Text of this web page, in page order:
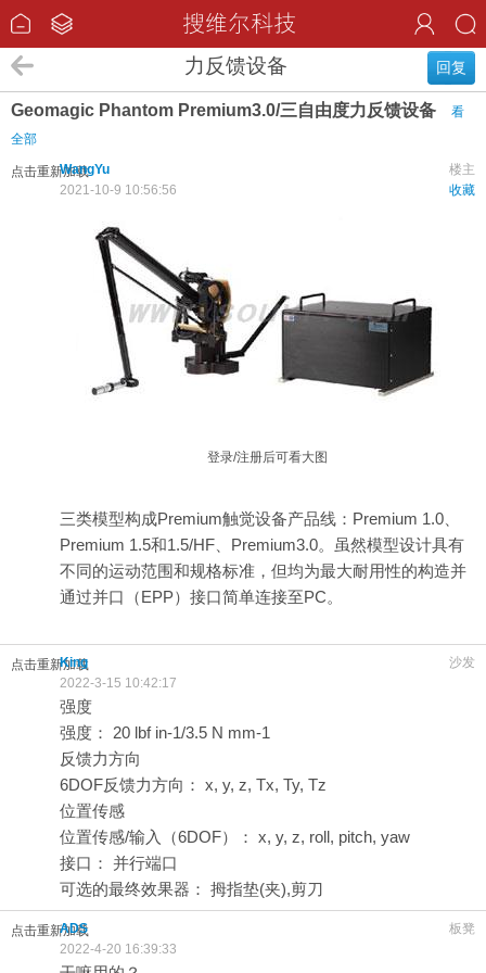
回复
力反馈设备
Geomagic Phantom Premium3.0/三自由度力反馈设备
看
全部
点击重新加载 楼主
WangYu
收藏
2021-10-9 10:56:56
登录/注册后可看大图
三类模型构成Premium触觉设备产品线：Premium 1.0、
Premium 1.5和1.5/HF、Premium3.0。虽然模型设计具有
不同的运动范围和规格标准，但均为最大耐用性的构造并
通过并口（EPP）接口简单连接至PC。
点击重新加载 沙发
King
2022-3-15 10:42:17
强度
强度： 20 lbf in-1/3.5 N mm-1
反馈力方向
6DOF反馈力方向： x, y, z, Tx, Ty, Tz
位置传感
位置传感/输入（6DOF）： x, y, z, roll, pitch, yaw
接口： 并行端口
可选的最终效果器： 拇指垫(夹),剪刀
点击重新加载 板凳
ADS
2022-4-20 16:39:33